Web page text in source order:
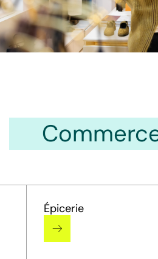
Épicerie